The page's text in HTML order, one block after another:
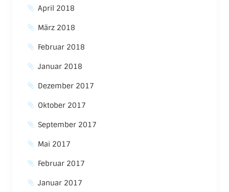
April 2018
März 2018
Februar 2018
Januar 2018
Dezember 2017
Oktober 2017
September 2017
Mai 2017
Februar 2017
Januar 2017